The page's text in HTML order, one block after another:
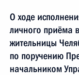
О ходе
личного приёма
жительницы
по поручению
начальником